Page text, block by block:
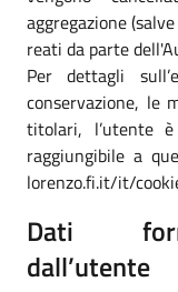
aggregazione
reati da parte
Per dettagli
conservazione, le
titolari, l’utente
raggiungibile a
lorenzo.fi.it/it/
Dati
dall’utente